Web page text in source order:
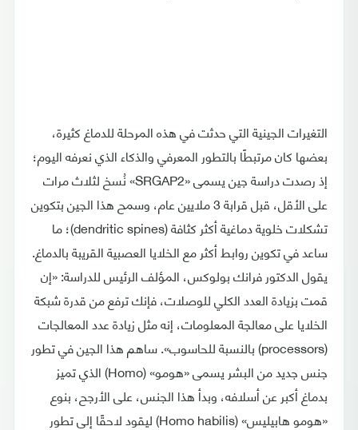
التغيرات الجينية التي حدثت في هذه المرحلة للدماغ كثيرة،
بعضها كان مرتبطًا بالتطور المعرفي والذكاء الذي نعرفه اليوم؛
إذ رصدت دراسة جين يسمى «SRGAP2» نُسخ لثلاث مرات
على الأقل، قبل قرابة 3 ملايين عام، وسمح هذا الجين بتكوين
تشكلات خلوية دماغية أكثر كثافة (dendritic spines)؛ ما
ساعد في تكوين روابط أكثر مع الخلايا العصبية القريبة بالدماغ.
يقول الدكتور فرانك بولوكس، المؤلف الرئيس للدراسة: «إن
قمت بزيادة العدد الكلي للوصلات، فإنك ترفع من قدرة شبكة
الخلايا على معالجة المعلومات، إنه مثل زيادة عدد المعالجات
(processors) بالنسبة للحاسوب». ساهم هذا الجين في تطور
جنس جديد من البشر يسمى «هومو» (Homo) الذي تميز
بدماغ أكبر عن أسلافه، وبدأ هذا الجنس، على الأرجح، بنوع
«هومو هابيليس» (Homo habilis) ليقود لاحقًا إلى تطور